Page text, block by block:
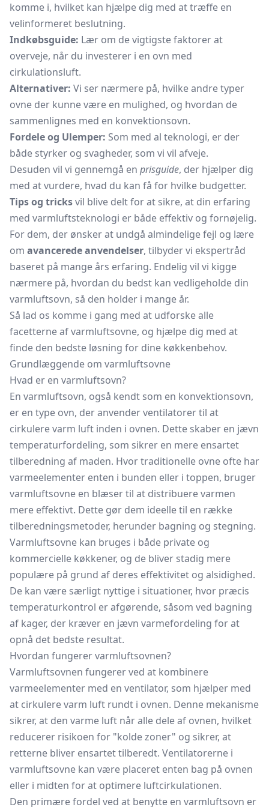
komme i, hvilket kan hjælpe dig med at træffe en
velinformeret beslutning.
Indkøbsguide: Lær om de vigtigste faktorer at
overveje, når du investerer i en ovn med
cirkulationsluft.
Alternativer: Vi ser nærmere på, hvilke andre typer
ovne der kunne være en mulighed, og hvordan de
sammenlignes med en konvektionsovn.
Fordele og Ulemper: Som med al teknologi, er der
både styrker og svagheder, som vi vil afveje.
Desuden vil vi gennemgå en prisguide, der hjælper dig
med at vurdere, hvad du kan få for hvilke budgetter.
Tips og tricksvil blive delt for at sikre, at din erfaring
med varmluftsteknologi er både effektiv og fornøjelig.
For dem, der ønsker at undgå almindelige fejl og lære
om avancerede anvendelser, tilbyder vi ekspertråd
baseret på mange års erfaring. Endelig vil vi kigge
nærmere på, hvordan du bedst kan vedligeholde din
varmluftsovn, så den holder i mange år.
Så lad os komme i gang med at udforske alle
facetterne af varmluftsovne, og hjælpe dig med at
finde den bedste løsning for dine køkkenbehov.
Grundlæggende om varmluftsovne
Hvad er en varmluftsovn?
En varmluftsovn, også kendt som en konvektionsovn,
er en type ovn, der anvender ventilatorer til at
cirkulere varm luft inden i ovnen. Dette skaber en jævn
temperaturfordeling, som sikrer en mere ensartet
tilberedning af maden. Hvor traditionelle ovne ofte har
varmeelementer enten i bunden eller i toppen, bruger
varmluftsovne en blæser til at distribuere varmen
mere effektivt. Dette gør dem ideelle til en række
tilberedningsmetoder, herunder bagning og stegning.
Varmluftsovne kan bruges i både private og
kommercielle køkkener, og de bliver stadig mere
populære på grund af deres effektivitet og alsidighed.
De kan være særligt nyttige i situationer, hvor præcis
temperaturkontrol er afgørende, såsom ved bagning
af kager, der kræver en jævn varmefordeling for at
opnå det bedste resultat.
Hvordan fungerer varmluftsovnen?
Varmluftsovnen fungerer ved at kombinere
varmeelementer med en ventilator, som hjælper med
at cirkulere varm luft rundt i ovnen. Denne mekanisme
sikrer, at den varme luft når alle dele af ovnen, hvilket
reducerer risikoen for "kolde zoner" og sikrer, at
retterne bliver ensartet tilberedt. Ventilatorerne i
varmluftsovne kan være placeret enten bag på ovnen
eller i midten for at optimere luftcirkulationen.
Den primære fordel ved at benytte en varmluftsovn er